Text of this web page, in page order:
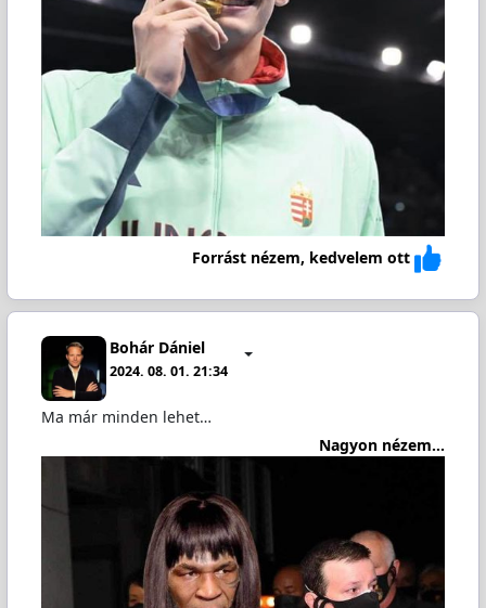
Forrást nézem, kedvelem ott
Bohár Dániel
2024. 08. 01. 21:34
Ma már minden lehet…
Nagyon nézem...